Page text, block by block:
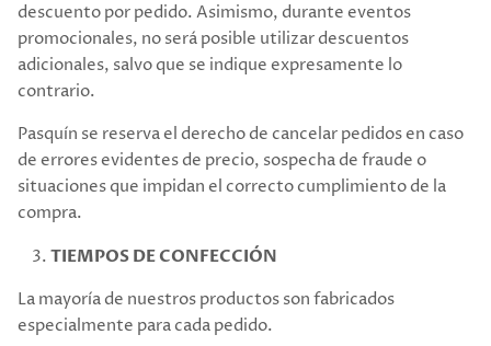
descuento por pedido. Asimismo, durante eventos
promocionales, no será posible utilizar descuentos
adicionales, salvo que se indique expresamente lo
contrario.
Pasquín se reserva el derecho de cancelar pedidos en caso
de errores evidentes de precio, sospecha de fraude o
situaciones que impidan el correcto cumplimiento de la
compra.
TIEMPOS DE CONFECCIÓN
La mayoría de nuestros productos son fabricados
especialmente para cada pedido.